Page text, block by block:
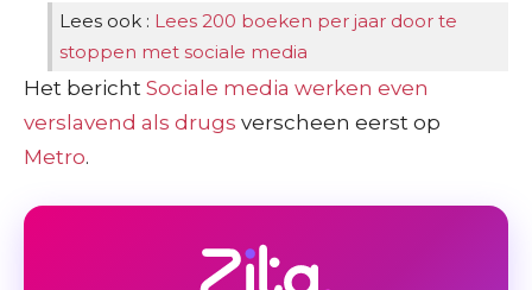
Lees ook : Lees 200 boeken per jaar door te
stoppen met sociale media
Het bericht Sociale media werken even
verslavend als drugs verscheen eerst op
Metro.